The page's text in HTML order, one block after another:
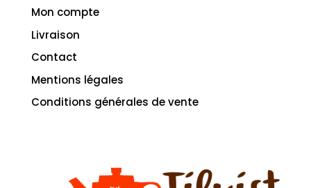
Mon compte
Livraison
Contact
Mentions légales
Conditions générales de vente